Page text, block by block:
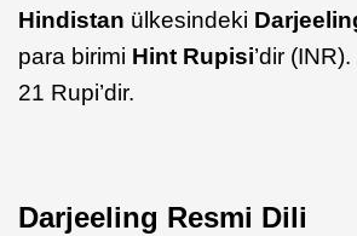
Hindistan ülkesindeki
para birimi Hint Rupisi’dir
21 Rupi’dir.
Darjeeling Resmi Dili